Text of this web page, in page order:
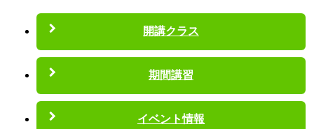
開講クラス
期間講習
イベント情報